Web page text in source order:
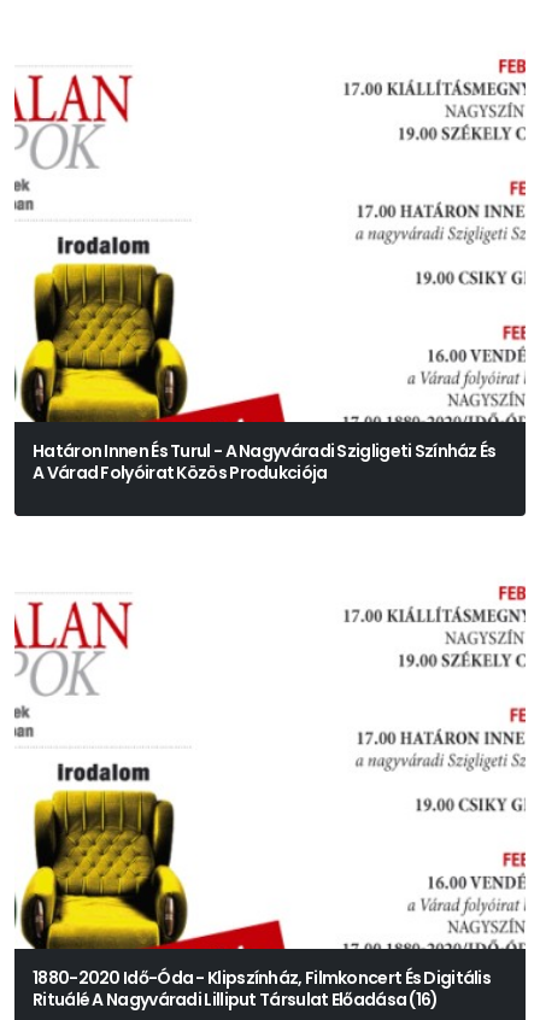
Határon Innen És Turul - A Nagyváradi Szigligeti Színház És
A Várad Folyóirat Közös Produkciója
1880-2020 Idő-Óda - Klipszínház, Filmkoncert És Digitális
Rituálé A Nagyváradi Lilliput Társulat Előadása (16)